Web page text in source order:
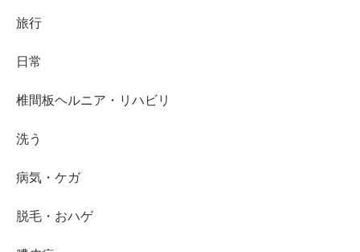
旅行
日常
椎間板ヘルニア・リハビリ
洗う
病気・ケガ
脱毛・おハゲ